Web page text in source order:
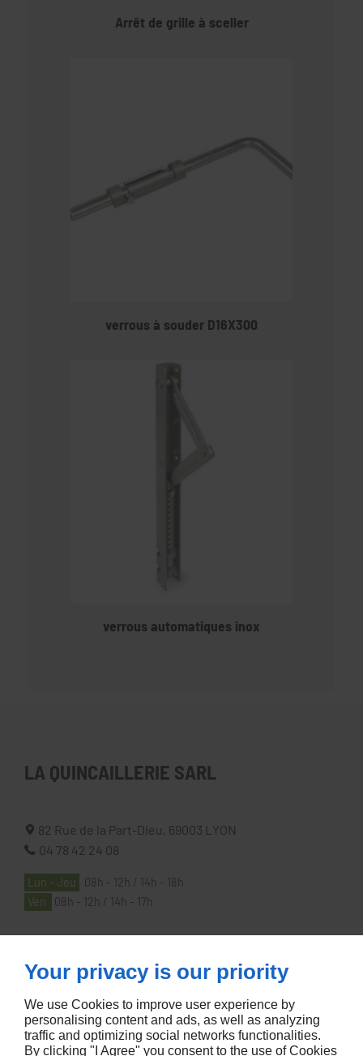
Arrêt de grille à sceller
verrous à souder D16X300
verrous automatiques inox
LA QUINCAILLERIE SARL
82 Rue de la Part-Dieu, 69003
LYON
04 78 42 24 08
Lun - Jeu
08h - 12h / 14h - 18h
Ven
08h - 12h / 14h - 17h
À PROPOS
Accueil
Contactez-nous
Your privacy is our priority
We use Cookies to improve user experience by
personalising content and ads, as well as analyzing
traffic and optimizing social networks functionalities.
By clicking "I Agree" you consent to the use of Cookies